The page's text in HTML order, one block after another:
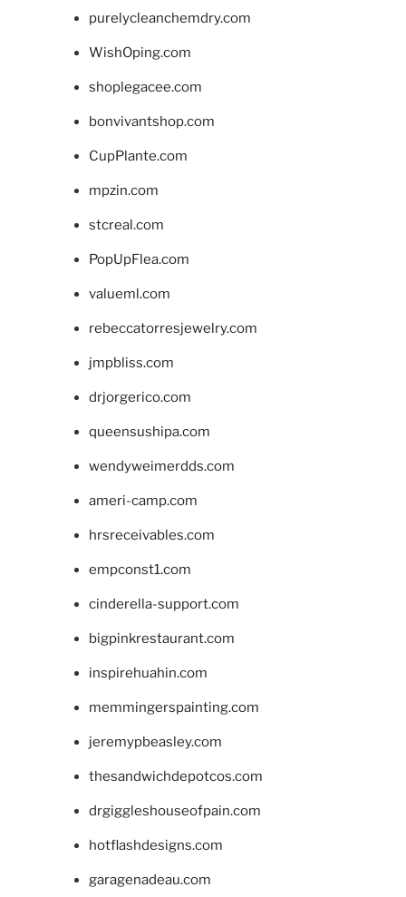
purelycleanchemdry.com
WishOping.com
shoplegacee.com
bonvivantshop.com
CupPlante.com
mpzin.com
stcreal.com
PopUpFlea.com
valueml.com
rebeccatorresjewelry.com
jmpbliss.com
drjorgerico.com
queensushipa.com
wendyweimerdds.com
ameri-camp.com
hrsreceivables.com
empconst1.com
cinderella-support.com
bigpinkrestaurant.com
inspirehuahin.com
memmingerspainting.com
jeremypbeasley.com
thesandwichdepotcos.com
drgiggleshouseofpain.com
hotflashdesigns.com
garagenadeau.com